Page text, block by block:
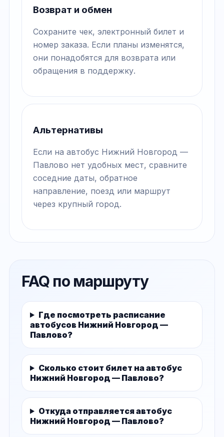
Возврат и обмен
Сохраните чек, электронный билет и
номер заказа. Если планы изменятся,
они понадобятся для возврата или
обращения в поддержку.
Альтернативы
Если на автобус Нижний Новгород —
Павлово нет удобных мест, сравните
соседние даты, обратное
направление, поезд или маршрут
через крупный город.
FAQ по маршруту
Где посмотреть расписание
автобусов Нижний Новгород —
Павлово?
Сколько стоит билет на автобус
Нижний Новгород — Павлово?
Откуда отправляется автобус
Нижний Новгород — Павлово?